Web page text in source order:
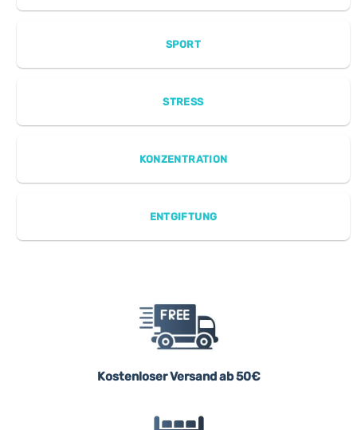
SPORT
STRESS
KONZENTRATION
ENTGIFTUNG
Kostenloser Versand ab 50€